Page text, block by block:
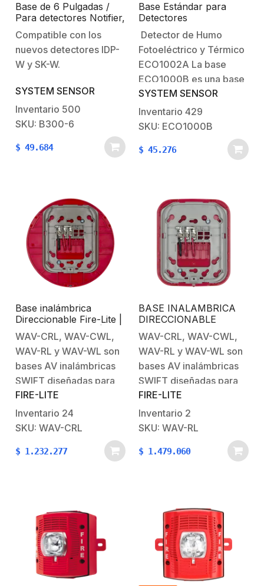
Base de 6 Pulgadas /
Para detectores Notifier,
Farenhyt, Silent Knight
y Fire-Lite / Color
Blanco
Compatible con los
nuevos detectores IDP-
W y SK-W.
SYSTEM SENSOR
Inventario 500
SKU: B300-6
$ 49.684
Base Estándar para
Detectores
Convencionales
ECO1000
Detector de Humo
Fotoeléctrico y Térmico
ECO1002A La base
ECO1000B es una base
estándar para
detectores de humo
convencionales de la
System Sensor. Está
conexión segura y fiable
entre el detector de
humo y el panel de
alarma contra…
SYSTEM SENSOR
Inventario 429
SKU: ECO1000B
$ 45.276
Base inalámbrica
Direccionable Fire-Lite |
Montaje en Techo |
Color Rojo
WAV-CRL, WAV-CWL,
WAV-RL y WAV-WL son
bases AV inalámbricas
SWIFT diseñadas para
usarse con dispositivos
de notificación AV
direccionables
compatibles con Sensor
de sistema Serie L para
dispositivo de
notificación AV de la
serie L…
FIRE-LITE
Inventario 24
SKU: WAV-CRL
$ 1.232.277
BASE INALAMBRICA
DIRECCIONABLE
MONTAJE EN MURO
PARA USO CON
PANELES FIRELITE
WAV-CRL, WAV-CWL,
WAV-RL y WAV-WL son
bases AV inalámbricas
SWIFT diseñadas para
usarse con dispositivos
de notificación AV
direccionables
compatibles con Sensor
de sistema Serie L para
dispositivo de
notificación AV de la
serie L…
FIRE-LITE
Inventario 2
SKU: WAV-RL
$ 1.479.060